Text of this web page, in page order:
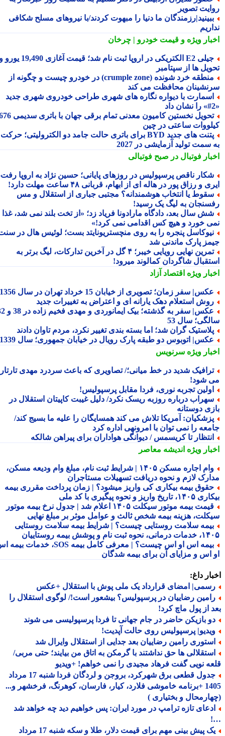
تصویر
ما دنیا را مبهوت کردند/با نیروهای مسلح شکافی
ویژهو قیمت خودرو | چرخان
جیلی E2 الکتریکی در اروپا ثبت نام شد؛ قیمت آغازی 19,490 یورو و
ها از سپتامبر
منطقه خرد شونده (crumple zone) در خودرو چیست و چگونه از
محافظت می کند
با دیواره نگاره های شهری طراحی خودروی شهری جدید
تحویل نخستین کامیون معدنی تمام برقی جهان با باتری سدیمی 676
ساعتی در چین
پتنت های جدید BYD برای باتری حالت جامد دو الکترولیتی؛ حرکت
سمت تولید آزمایشی در 2027
فوتبال در صبح فوتبالی
ناقص پرسپولیس در روزهای پایانی؛ حسین نژاد به اروپا رفت،
و رزاق پور در هاله ای از ابهام، قربانی ۴۸ ساعت مهلت دارد!
یا انتخاب هوشمندانه؟ مجتبی جباری از استقلال و مس
به لیگ یک رسید!
سال بعد، دادگاه مارادونا فریاد زد؛ «از تخت بلند نمی شد، غذا
خورد و هیچ کس اقدامی نمی کرد!»
پنجره را به روی منچستریونایتد بست؛ لوئیس هال در سنت
پارک ماندنی شد
تمرین نهایی رویایی خیبر؛ ۴ گل در آخرین تدارکات، لیگ برتر به
شاگردان کمالوند میرود!
ویژهاقتصاد آزاد
سفر زمان؛ تصویری از خیابان 15 خرداد تهران در سال 1356
استعلام دهک یارانه ای و اعتراض به تغییرات جدید
عکس| سفر به گذشته؛ بیک ایمانوردی و مهدی فخیم زاده در 38 و 32
سال 53
گران شد؛ اما بسته بندی تغییر نکرد، مردم تاوان دادند
اتوبوس دو طبقه پارک رویال در خیابان جمهوری؛ سال 1339
ویژهسرنویس
شدید در خط میانی؛/ تصاویری که باعث سردرد مهدی تارتار
شود!
تجربه نوری، فردا مقابل پرسپولیس!
درباره روزبه ریسک نکرد/ دلیل غیبت کاپیتان استقلال در
دوستانه
آمریکا تلاش می کند همسایگان را علیه ما بسیج کند/
را نمی توان با امرونهی اداره کرد
تا کریسمس / دیوانگی هواداران برای پیراهن شالکه
ویژهاندیشه معاصر
وام اجاره مسکن ۱۴۰۵ | شرایط ثبت نام، مبلغ وام ودیعه مسکن،
لازم و نحوه دریافت تسهیلات مستاجران
بیمه بیکاری کی واریز میشود؟ | زمان پرداخت مقرری بیمه
واریز و نحوه پیگیری با کد ملی
قیمت بیمه موتور سیکلت ۱۴۰۵ اعلام شد | جدول نرخ بیمه موتور
هزینه بیمه شخص ثالث و عوامل موثر بر مبلغ نهایی
سلامت روستایی چیست؟ | شرایط بیمه سلامت روستایی
نام و پوشش بیمه روستاییان
بیمه اس او اس چیست؟ | معرفی کامل بیمه SOS، خدمات بیمه اس
اس و مزایای آن برای بیمه شدگان
داغ:
امضای قرارداد یک ملی پوش با استقلال +عکس
رضاییان در پرسپولیس؟ بیشعور است!/ لوگوی استقلال را
از پول ماچ کرد!
بازیکن حاضر در جام جهانی تا فردا پرسپولیسی می شوند
پرسپولیس روی حالت آپدیت!
رامین رضاییان بعد جدایی از استقلال وایرال شد
ها حق نداشتند با گرمکن به اتاق من بیایند؛ حتی مربی/
نویی گفت فرهاد مجیدی را نمی خواهم! +ویدیو
جدول قطعی برق شهرکرد، بروجن و لردگان فردا شنبه 17 مرداد
1405 +برنامه خاموشی فلارد، کیار، فارسان، کوهرنگ، فرخشهر و...
و بختیاری )
تازه ترامپ در مورد ایران: پس خواهیم دید چه خواهد شد
یک پیش بینی مهم برای قیمت دلار، طلا و سکه شنبه 17 مرداد